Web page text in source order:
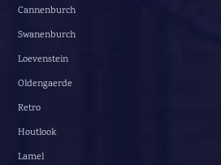
Cannenburch
Swanenburch
Loevenstein
Oldengaerde
Retro
Houtlook
Lamel